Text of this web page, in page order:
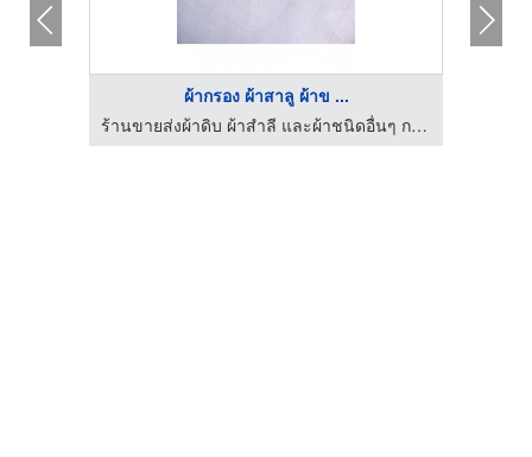
ผ้ากรอง ผ้าสาลู ผ้าข ...
ร้านขายส่งผ้าดิบ ผ้าสำลี และผ้าชนิดอื่นๆ กรุงเทพ เลิศวาณิชย์เท็กซ์ไทล์